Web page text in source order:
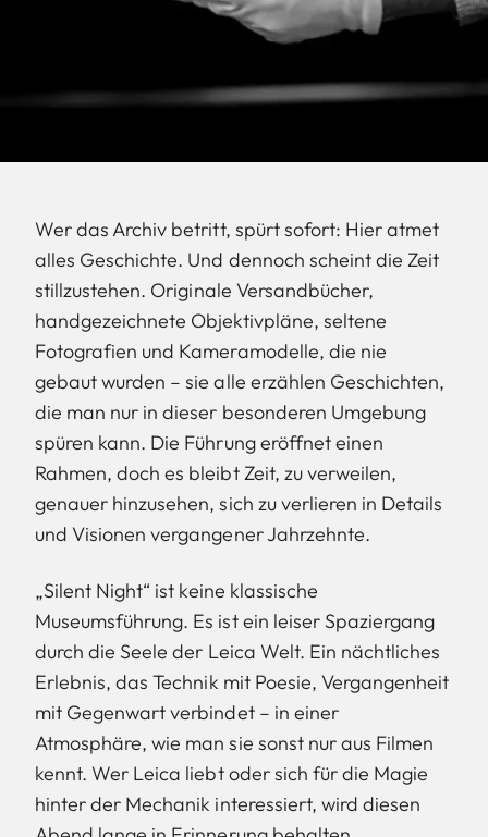
Wer das Archiv betritt, spürt sofort: Hier atmet
alles Geschichte. Und dennoch scheint die Zeit
stillzustehen. Originale Versandbücher,
handgezeichnete Objektivpläne, seltene
Fotografien und Kameramodelle, die nie
gebaut wurden – sie alle erzählen Geschichten,
die man nur in dieser besonderen Umgebung
spüren kann. Die Führung eröffnet einen
Rahmen, doch es bleibt Zeit, zu verweilen,
genauer hinzusehen, sich zu verlieren in Details
und Visionen vergangener Jahrzehnte.
„Silent Night“ ist keine klassische
Museumsführung. Es ist ein leiser Spaziergang
durch die Seele der Leica Welt. Ein nächtliches
Erlebnis, das Technik mit Poesie, Vergangenheit
mit Gegenwart verbindet – in einer
Atmosphäre, wie man sie sonst nur aus Filmen
kennt. Wer Leica liebt oder sich für die Magie
hinter der Mechanik interessiert, wird diesen